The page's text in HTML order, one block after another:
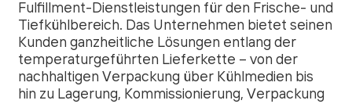
Fulfillment-Dienstleistungen für den Frische- und
Tiefkühlbereich. Das Unternehmen bietet seinen
Kunden ganzheitliche Lösungen entlang der
temperaturgeführten Lieferkette – von der
nachhaltigen Verpackung über Kühlmedien bis
hin zu Lagerung, Kommissionierung, Verpackung